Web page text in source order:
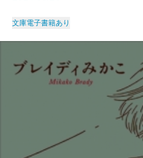
文庫電子書籍あり